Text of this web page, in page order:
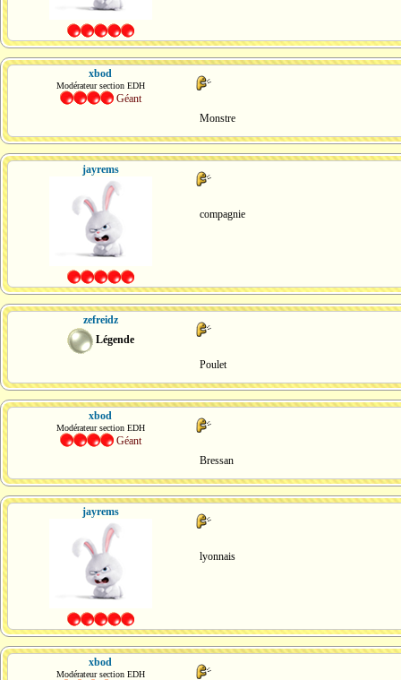
xbod
Modérateur section EDH
Géant
Monstre
jayrems
compagnie
zefreidz
Légende
Poulet
xbod
Modérateur section EDH
Géant
Bressan
jayrems
lyonnais
xbod
Modérateur section EDH